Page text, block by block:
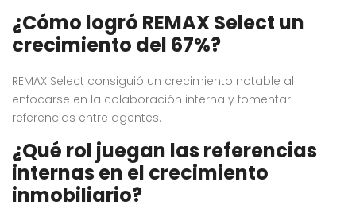
¿Cómo logró REMAX Select un
crecimiento del 67%?
REMAX Select consiguió un crecimiento notable al
enfocarse en la colaboración interna y fomentar
referencias entre agentes.
¿Qué rol juegan las referencias
internas en el crecimiento
inmobiliario?